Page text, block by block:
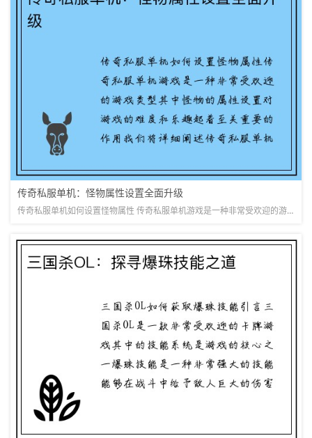
传奇私服单机：怪物属性设置全面升级
传奇私服单机如何设置怪物属性 传奇私服单机游戏是一种非常受欢迎的游戏类型，其中怪物的属性设置对游戏的难度和乐趣起着至关重要的作用。我们将详细阐述传奇私服单机游戏中怪物属性设置的几个方面。 1. 怪物的...